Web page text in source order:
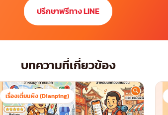
ปรึกษาฟรีทาง LINE
บทความที่เกี่ยวข้อง
เรื่องเตี่ยนผิง (Dianping)